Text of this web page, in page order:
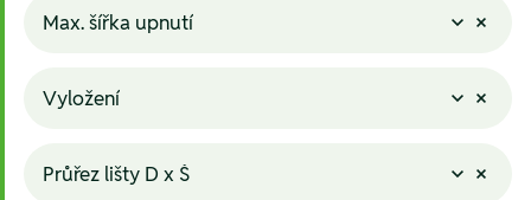
Max. šířka upnutí
Vyložení
Průřez lišty D x Š